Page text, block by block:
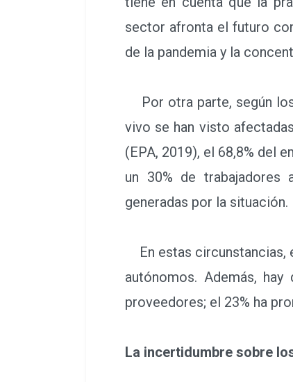
sector afronta el futuro
de la pandemia y la
Por otra parte, según
vivo se han visto
(EPA, 2019), el 68,8% del
un 30% de trabajadores
generadas por la situación.
En estas circunstancias,
autónomos. Además,
proveedores; el 23% ha
La incertidumbre sobre